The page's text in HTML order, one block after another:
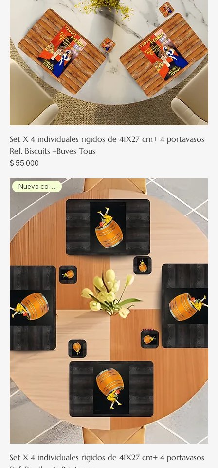
Set X 4 individuales rígidos de 41X27 cm+ 4 portavasos
Ref. Biscuits –Buves Tous
Precio
$ 55.000
Nueva colección
Set X 4 individuales rígidos de 41X27 cm+ 4 portavasos